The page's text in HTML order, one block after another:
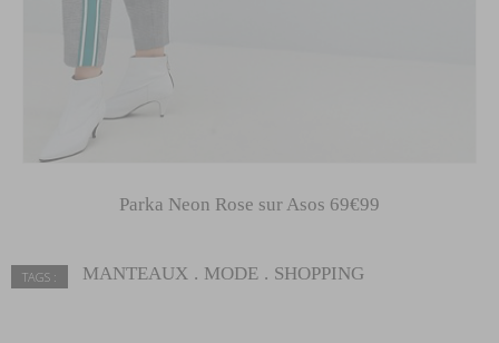
Parka Neon Rose sur Asos 69€99
TAGS : MANTEAUX MODE SHOPPING